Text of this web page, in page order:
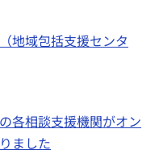
地域包括支援センタ
各相談支援機関がオン
ました